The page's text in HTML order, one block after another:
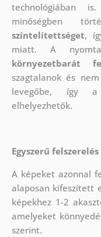
technológiában
minőségben
színtelítettséget,
miatt. A
környezetbarát
szagtalanok és
levegőbe, így a
elhelyezhetők.
Egyszerű felszerelés
A képeket azonnal
alaposan kifeszített
képekhez 1-2
amelyeket
szerint.